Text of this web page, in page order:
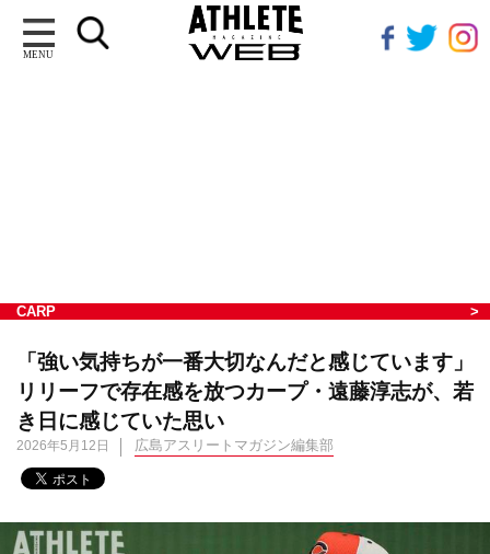
MENU
CARP
「強い気持ちが一番大切なんだと感じています」
リリーフで存在感を放つカープ・遠藤淳志が、若
き日に感じていた思い
2026年5月12日 広島アスリートマガジン編集部